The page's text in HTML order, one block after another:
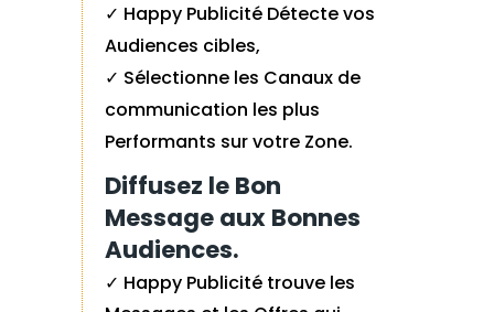
✓ Happy Publicité Détecte vos
Audiences cibles,
✓ Sélectionne les Canaux de
communication les plus
Performants sur votre Zone.
Diffusez le Bon
Message aux Bonnes
Audiences.
✓ Happy Publicité trouve les